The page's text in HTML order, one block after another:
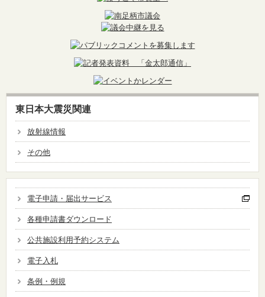
東日本大震災関連
放射線情報
その他
電子申請・届出サービス
各種申請書ダウンロード
公共施設利用予約システム
電子入札
条例・例規